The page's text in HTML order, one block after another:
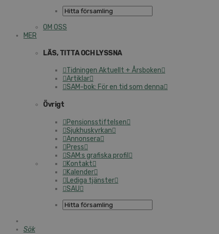
OM OSS
MER
LÄS, TITTA OCH LYSSNA
Tidningen Aktuellt + Årsboken
Artiklar
SAM-bok: För en tid som denna
Övrigt
Pensionsstiftelsen
Sjukhuskyrkan
Annonsera
Press
SAM:s grafiska profil
Kontakt
Kalender
Lediga tjänster
SAU
Sök